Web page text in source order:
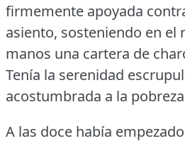
firmemente apoyada
asiento, sosteniendo en el
manos una cartera de
Tenía la serenidad
acostumbrada a la
A las doce había